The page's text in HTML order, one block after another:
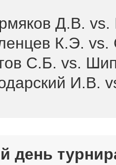
Д.В. vs.
К.Э. vs.
С.Б. vs.
И.В.
день